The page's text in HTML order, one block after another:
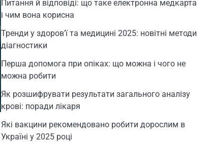
Питання й відповіді: що таке електронна медкарта
і чим вона корисна
Тренди у здоров’ї та медицині 2025: новітні методи
діагностики
Перша допомога при опіках: що можна і чого не
можна робити
Як розшифрувати результати загального аналізу
крові: поради лікаря
Які вакцини рекомендовано робити дорослим в
Україні у 2025 році